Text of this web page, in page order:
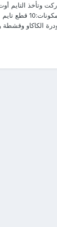
ماركت وتأخذ
الكاكاو وقشطة